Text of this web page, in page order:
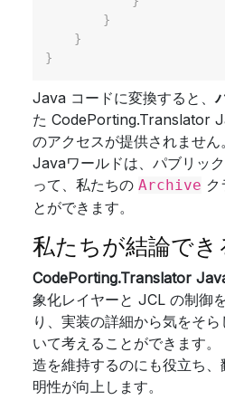
}
}
}
Java コードに変換すると、
た CodePorting.Translator
のアクセスが提供されませ
Javaワールドは、パブリッ
って、私たちの Archive ク
とができます。
私たちが結論でき
CodePorting.Translator
象化レイヤーと JCL の制御
り、実装の詳細から気をそ
いて考えることができます
造を維持するのにも役立ち
明性が向上します。